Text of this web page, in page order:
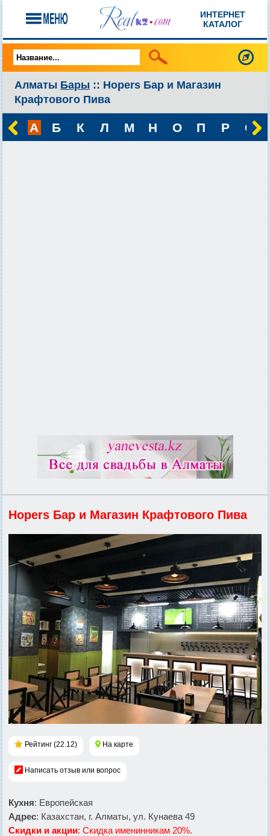
ИНТЕРНЕТ
КАТАЛОГ
Алматы Бары :: Hopers Бар и Магазин
Крафтового Пива
А Б К Л М Н О П Р С
Hopers Бар и Магазин Крафтового Пива
Рейтинг (22.12) На карте
Написать отзыв или вопрос
Кухня: Европейская
Адрес: Казахстан, г. Алматы, ул. Кунаева 49
Скидки и акции: Скидка именинникам 20%.